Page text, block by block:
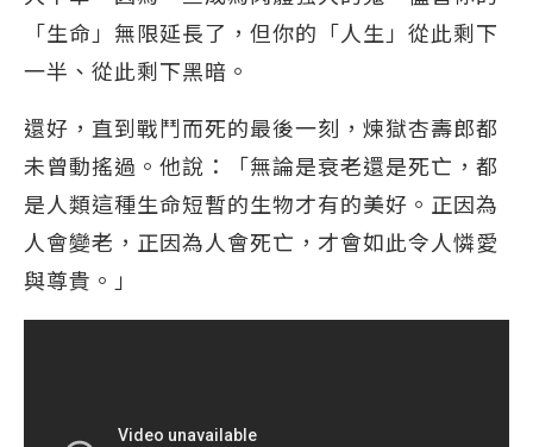
「生命」無限延長了，但你的「人生」從此剩下
一半、從此剩下黑暗。
還好，直到戰鬥而死的最後一刻，煉獄杏壽郎都
未曾動搖過。他說：「無論是衰老還是死亡，都
是人類這種生命短暫的生物才有的美好。正因為
人會變老，正因為人會死亡，才會如此令人憐愛
與尊貴。」